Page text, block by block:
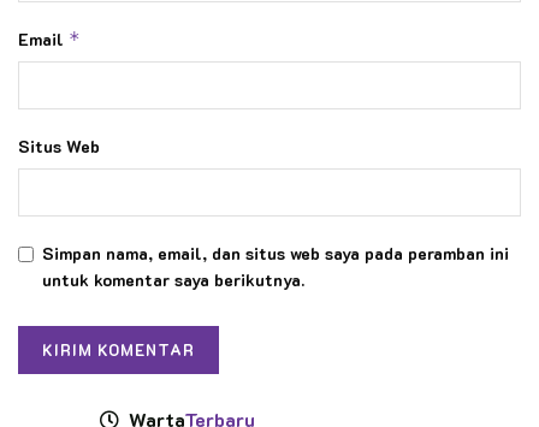
Email *
Situs Web
Simpan nama, email, dan situs web saya pada peramban ini
untuk komentar saya berikutnya.
WartaTerbaru